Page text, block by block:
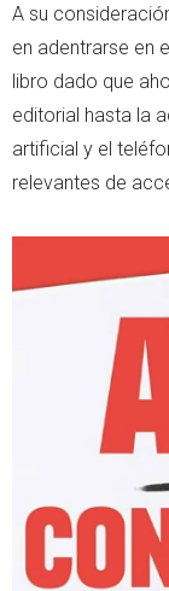
A su
en adentrarse en
libro dado que
editorial hasta la
artificial y el
relevantes de